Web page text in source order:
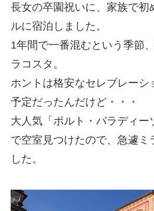
長女の卒園祝いに、家族で初
ルに宿泊しました。
1年間で一番混むという季節
ラコスタ。
ホントは格安なセレブレーシ
予定だったんだけど・・・
大人気「ポルト・パラディー
で空室見つけたので、急遽ミ
した。